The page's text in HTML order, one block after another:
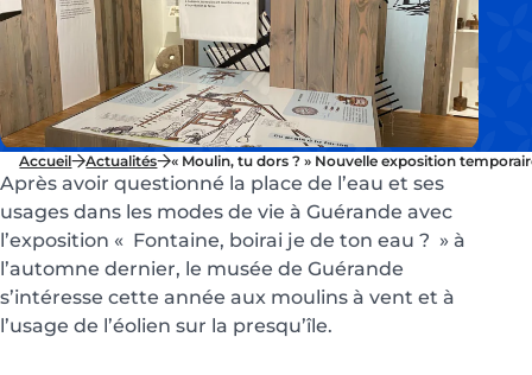
Accueil Actualités « Moulin, tu dors ? » Nouvelle exposition
Après avoir questionné la place de l’eau et ses
usages dans les modes de vie à Guérande avec
l’exposition « Fontaine, boirai je de ton eau ? » à
l’automne dernier, le musée de Guérande
s’intéresse cette année aux moulins à vent et à
l’usage de l’éolien sur la presqu’île.